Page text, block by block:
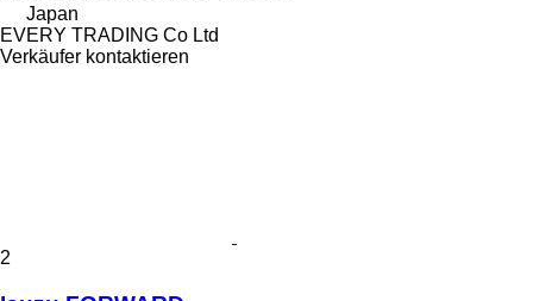
Japan
EVERY TRADING Co Ltd
Verkäufer kontaktieren
2